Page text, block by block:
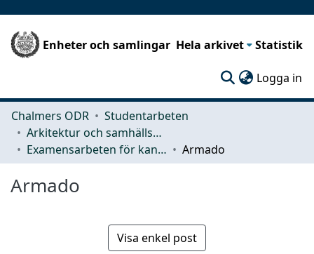
Enheter och samlingar Hela arkivet Statistik
Logga in
Chalmers ODR
Studentarbeten
Arkitektur och samhällsbyggnadsteknik (ACE)
Examensarbeten för kandidatexamen
Armado
Armado
Visa enkel post